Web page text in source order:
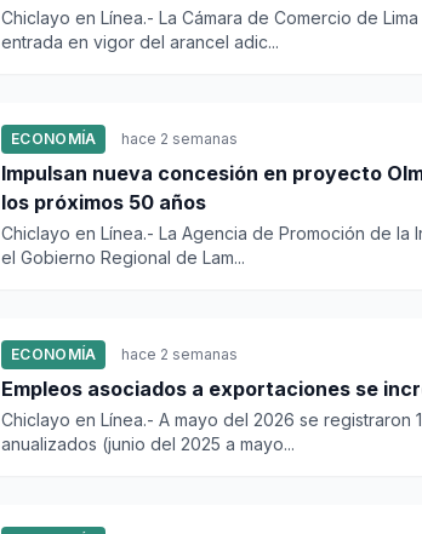
Chiclayo en Línea.- La Cámara de Comercio de
entrada en vigor del arancel adic...
ECONOMÍA hace 2 semanas
Impulsan nueva concesión en proyecto
los próximos 50 años
Chiclayo en Línea.- La Agencia de Promoción de la
el Gobierno Regional de Lam...
ECONOMÍA hace 2 semanas
Empleos asociados a exportaciones se
Chiclayo en Línea.- A mayo del 2026 se registraron
anualizados (junio del 2025 a mayo...